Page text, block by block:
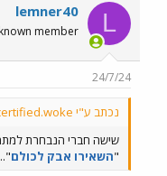
L
lemner40
member
24/7/24
נכתב ע"י certified.woke:
שישה חברי הנבחרת
"השאירו אבק לכולם